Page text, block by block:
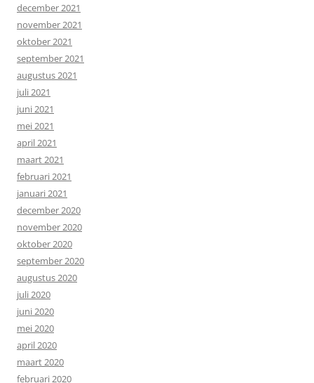
december 2021
november 2021
oktober 2021
september 2021
augustus 2021
juli 2021
juni 2021
mei 2021
april 2021
maart 2021
februari 2021
januari 2021
december 2020
november 2020
oktober 2020
september 2020
augustus 2020
juli 2020
juni 2020
mei 2020
april 2020
maart 2020
februari 2020